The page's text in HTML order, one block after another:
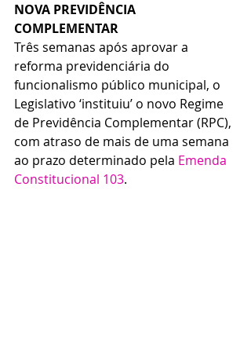
NOVA PREVIDÊNCIA
COMPLEMENTAR
Três semanas após aprovar a
reforma previdenciária do
funcionalismo público municipal, o
Legislativo ‘instituiu’ o novo Regime
de Previdência Complementar (RPC),
com atraso de mais de uma semana
ao prazo determinado pela Emenda
Constitucional 103.